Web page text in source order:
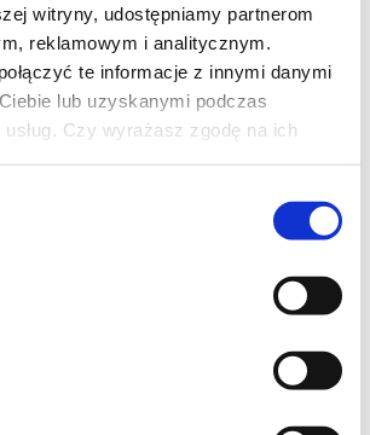
witryny, udostępniamy partnerom
reklamowym i analitycznym.
te informacje z innymi danymi
lub uzyskanymi podczas
Czy wyrażasz zgodę na ich